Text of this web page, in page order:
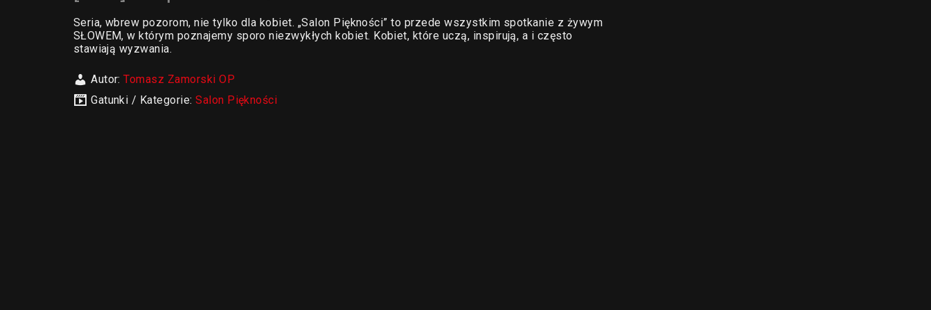
Seria, wbrew pozorom, nie tylko dla kobiet. „Salon Piękności” to przede wszystkim spotkanie z żywym
SŁOWEM, w którym poznajemy sporo niezwykłych kobiet. Kobiet, które uczą, inspirują, a i często
stawiają wyzwania.
Autor:Tomasz Zamorski OP
Gatunki / Kategorie:Salon Piękności